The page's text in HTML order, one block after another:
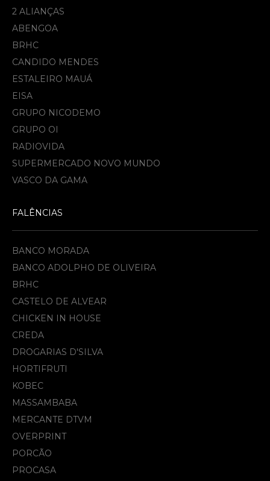
2 ALIANÇAS
ABENGOA
BRHC
CANDIDO MENDES
ESTALEIRO MAUÁ
EISA
GRUPO NICODEMO
GRUPO OI
RADIOVIDA
SUPERMERCADO NOVO MUNDO
VASCO DA GAMA
FALÊNCIAS
BANCO MORADA
BANCO ADOLPHO DE OLIVEIRA
BRHC
CASTELO DE ALVEAR
CHICKEN IN HOUSE
CREDA
DROGARIAS D'SILVA
HORTIFRUTI
KOBEC
MASSAMBABA
MERCANTE DTVM
OVERPRINT
PORCÃO
PROCASA